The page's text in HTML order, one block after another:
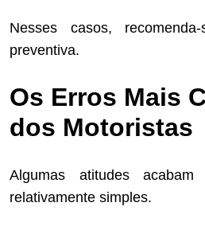
Nesses casos,
preventiva.
Os Erros Mais
dos Motoristas
Algumas atitudes acabam
relativamente simples.